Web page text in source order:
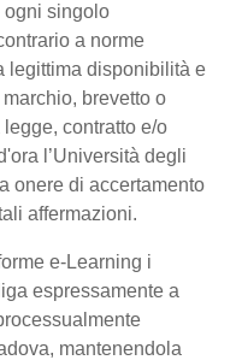
ogni singolo
a norme
legittima disponibilità e
brevetto o
contratto e/o
l’Università degli
onere di accertamento
affermazioni.
e-Learning i
espressamente a
mantenendola